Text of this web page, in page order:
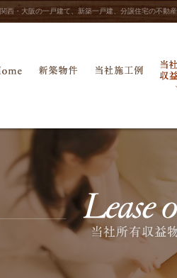
関西・大阪の一戸建て、新築一戸建、分譲住宅の不動
ホーム 新築物件 当社